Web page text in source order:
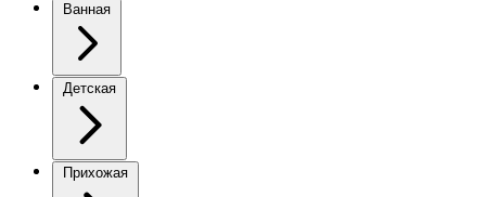
Ванная
Детская
Прихожая